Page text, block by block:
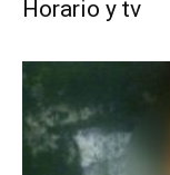
Horario y tv